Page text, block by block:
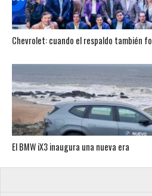
Chevrolet: cuando el respaldo también
El BMW iX3 inaugura una nueva era